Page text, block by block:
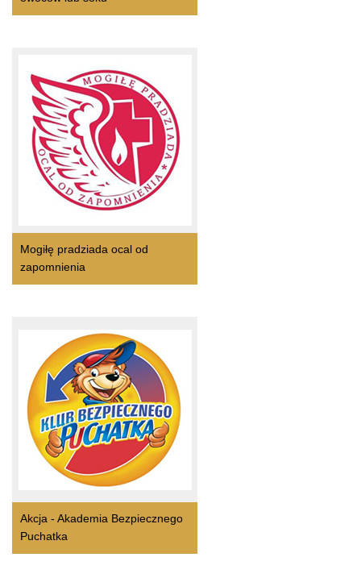
Mogiłę pradziada ocal od
zapomnienia
Akcja - Akademia Bezpiecznego
Puchatka